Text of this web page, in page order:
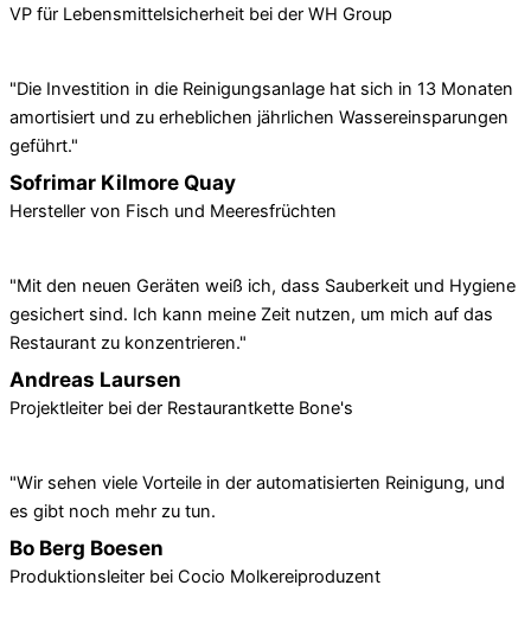
VP für Lebensmittelsicherheit bei der WH Group
"Die Investition in die Reinigungsanlage hat sich in 13 Monaten
amortisiert und zu erheblichen jährlichen Wassereinsparungen
geführt."
Sofrimar Kilmore Quay
Hersteller von Fisch und Meeresfrüchten
"Mit den neuen Geräten weiß ich, dass Sauberkeit und Hygiene
gesichert sind. Ich kann meine Zeit nutzen, um mich auf das
Restaurant zu konzentrieren."
Andreas Laursen
Projektleiter bei der Restaurantkette Bone's
"Wir sehen viele Vorteile in der automatisierten Reinigung, und
es gibt noch mehr zu tun.
Bo Berg Boesen
Produktionsleiter bei Cocio Molkereiproduzent